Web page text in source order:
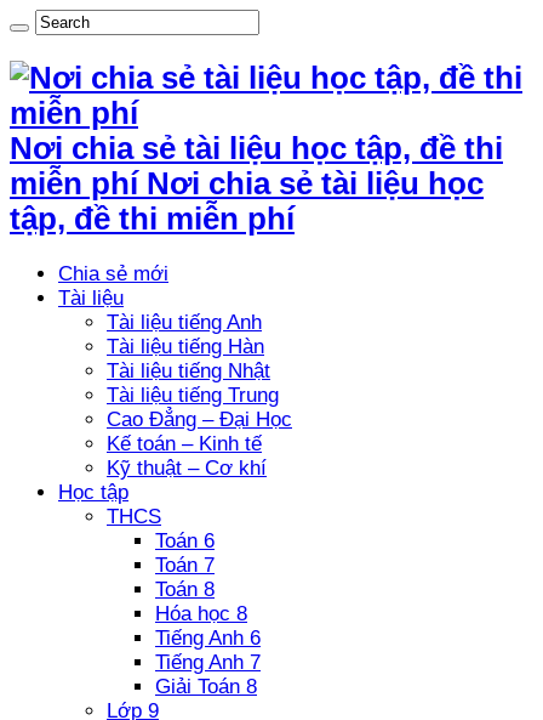
Nơi chia sẻ tài liệu học tập, đề thi
miễn phí Nơi chia sẻ tài liệu học
tập, đề thi miễn phí
Chia sẻ mới
Tài liệu
Tài liệu tiếng Anh
Tài liệu tiếng Hàn
Tài liệu tiếng Nhật
Tài liệu tiếng Trung
Cao Đẳng – Đại Học
Kế toán – Kinh tế
Kỹ thuật – Cơ khí
Học tập
THCS
Toán 6
Toán 7
Toán 8
Hóa học 8
Tiếng Anh 6
Tiếng Anh 7
Giải Toán 8
Lớp 9